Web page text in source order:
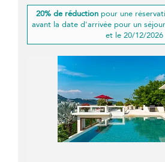
20% de réductionpour une
avant la date d'arrivée pour un
et le 20/12/2026